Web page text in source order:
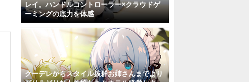
レイ。ハンドルコントローラー×クラウドゲ
ーミングの底力を体感
クーデレからスタイル抜群お姉さんまでより